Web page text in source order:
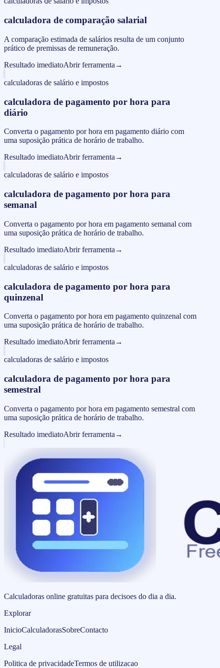
calculadora de comparação salarial
A comparação estimada de salários resulta de um conjunto
prático de premissas de remuneração.
Resultado imediatoAbrir ferramenta →
calculadoras de salário e impostos
calculadora de pagamento por hora para
diário
Converta o pagamento por hora em pagamento diário com
uma suposição prática de horário de trabalho.
Resultado imediatoAbrir ferramenta →
calculadoras de salário e impostos
calculadora de pagamento por hora para
semanal
Converta o pagamento por hora em pagamento semanal com
uma suposição prática de horário de trabalho.
Resultado imediatoAbrir ferramenta →
calculadoras de salário e impostos
calculadora de pagamento por hora para
quinzenal
Converta o pagamento por hora em pagamento quinzenal com
uma suposição prática de horário de trabalho.
Resultado imediatoAbrir ferramenta →
calculadoras de salário e impostos
calculadora de pagamento por hora para
semestral
Converta o pagamento por hora em pagamento semestral com
uma suposição prática de horário de trabalho.
Resultado imediatoAbrir ferramenta →
Calculadoras online gratuitas para decisoes do dia a dia.
Explorar
InicioCalculadorasSobreContacto
Legal
Politica de privacidadeTermos de utilizacao